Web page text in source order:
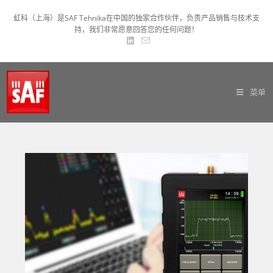
虹科（上海）是SAF Tehnika在中国的独家合作伙伴，负责产品销售与技术支
持，我们非常愿意回答您的任何问题！
菜单